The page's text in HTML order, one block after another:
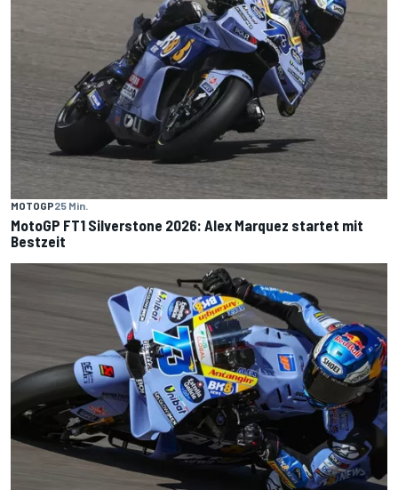
MOTOGP25 Min.
MotoGP FT1 Silverstone 2026: Alex Marquez startet mit
Bestzeit